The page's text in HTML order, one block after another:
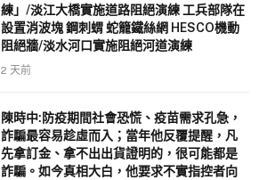
練」/淡江大橋實施道路阻絕演練 工兵部隊在
設置消波塊 鋼刺蝟 蛇籠鐵絲網 HESCO機動
阻絕牆/淡水河口實施阻絕河道演練
2 天前
陳時中:防疫期間社會恐慌、疫苗需求孔急，
詐騙最容易趁虛而入；當年他反覆提醒，凡
先拿訂金、拿不出出貨證明的，很可能都是
詐騙。如今真相大白，他要求不實指控者向